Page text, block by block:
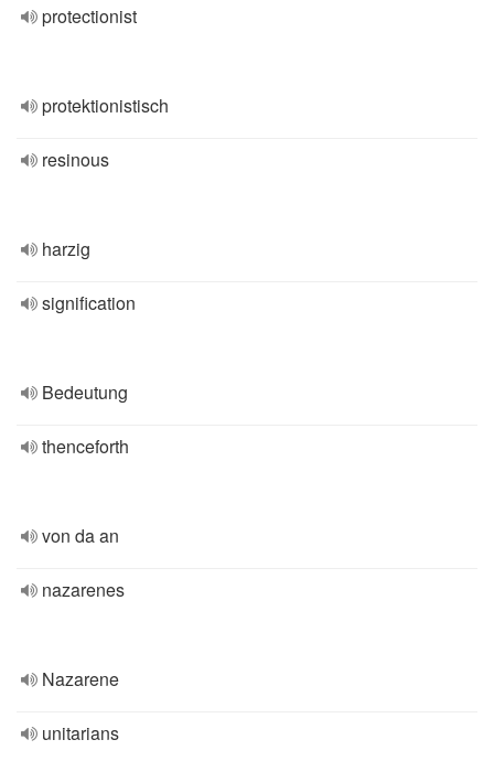
protectionist
protektionistisch
resinous
harzig
signification
Bedeutung
thenceforth
von da an
nazarenes
Nazarene
unitarians